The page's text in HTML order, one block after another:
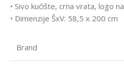
• Sivo kućište, crna vrata, logo
• Dimenzije ŠxV: 58,5 x 200 cm
Brand